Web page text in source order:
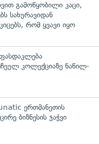
გამოწყობილი კაცი,
სახურავიდან
რომ ყვავი იყო
კოლექციაზე ნაწილ-
ერთმანეთის
ბიზნესის ჯაჭვი